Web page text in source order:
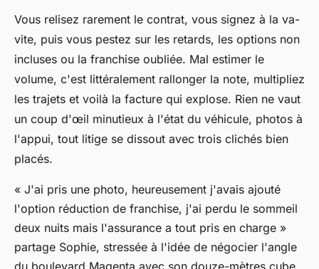
Vous relisez rarement le contrat, vous signez à la va-
vite, puis vous pestez sur les retards, les options non
incluses ou la franchise oubliée. Mal estimer le
volume, c'est littéralement rallonger la note, multipliez
les trajets et voilà la facture qui explose. Rien ne vaut
un coup d'œil minutieux à l'état du véhicule, photos à
l'appui, tout litige se dissout avec trois clichés bien
placés.
« J'ai pris une photo, heureusement j'avais ajouté
l'option réduction de franchise, j'ai perdu le sommeil
deux nuits mais l'assurance a tout pris en charge »
partage Sophie, stressée à l'idée de négocier l'angle